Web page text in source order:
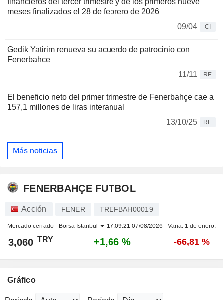
financieros del tercer trimestre y de los primeros nueve
meses finalizados el 28 de febrero de 2026
09/04
CI
Gedik Yatirim renueva su acuerdo de patrocinio con
Fenerbahce
11/11
RE
El beneficio neto del primer trimestre de Fenerbahçe cae a
157,1 millones de liras interanual
13/10/25
RE
Más noticias
FENERBAHÇE FUTBOL
Acción FENER TREFBAH00019
Mercado cerrado - Borsa Istanbul 17:09:21 07/08/2026 Varia. 1 de enero.
3,060 TRY +1,66 % -66,81 %
Gráfico